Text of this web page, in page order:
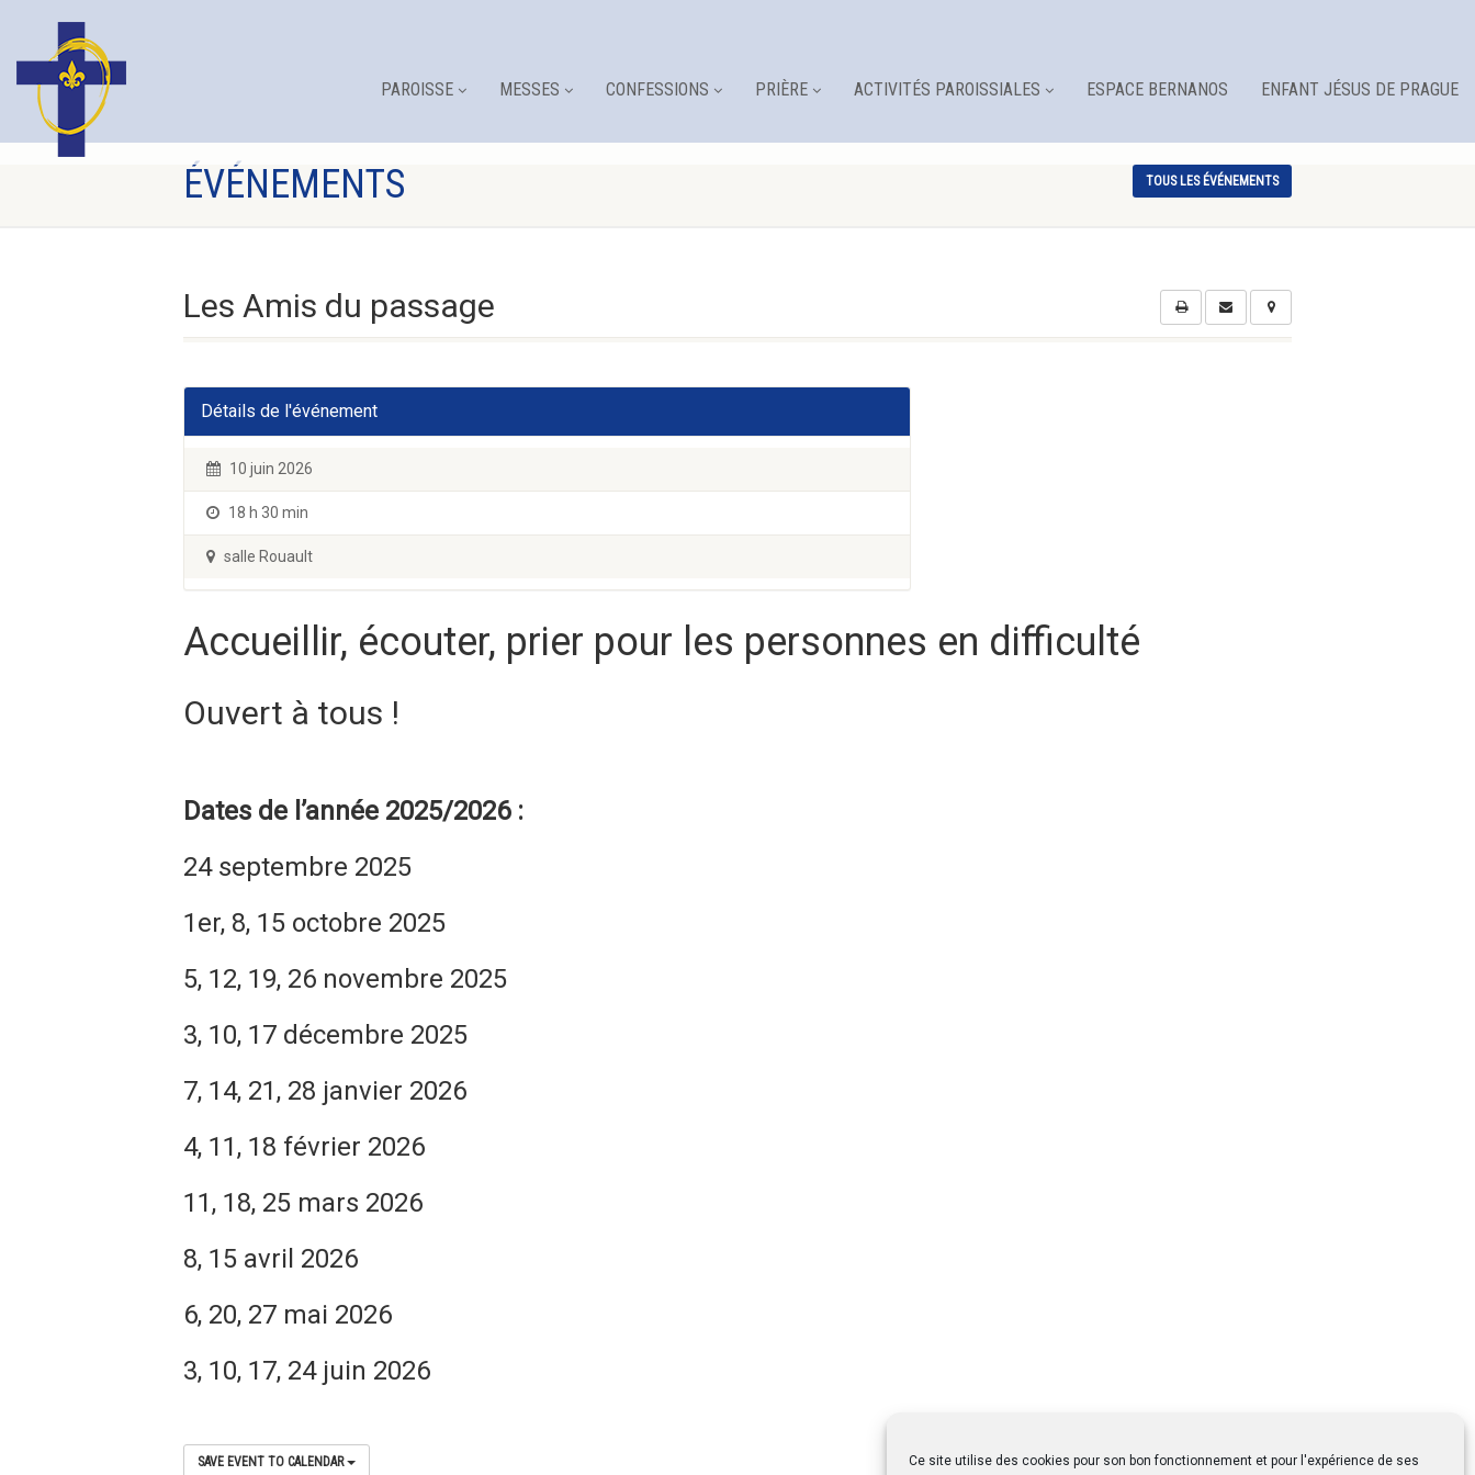
Ce site utilise des cookies pour son bon fonctionnement et pour l'expérience de ses
PAROISSE MESSES CONFESSIONS PRIÈRE ACTIVITÉS PAROISSIALES ESPACE BERNANOS ENFANT JÉSUS DE PRAGUE
ÉVÉNEMENTS TOUS LES ÉVÉNEMENTS
Les Amis du passage
Détails de l'événement
10 juin 2026
18 h 30 min
salle Rouault
Accueillir, écouter, prier pour les personnes en difficulté
Ouvert à tous !
Dates de l’année 2025/2026 :
24 septembre 2025
1er, 8, 15 octobre 2025
5, 12, 19, 26 novembre 2025
3, 10, 17 décembre 2025
7, 14, 21, 28 janvier 2026
4, 11, 18 février 2026
11, 18, 25 mars 2026
8, 15 avril 2026
6, 20, 27 mai 2026
3, 10, 17, 24 juin 2026
SAVE EVENT TO CALENDAR